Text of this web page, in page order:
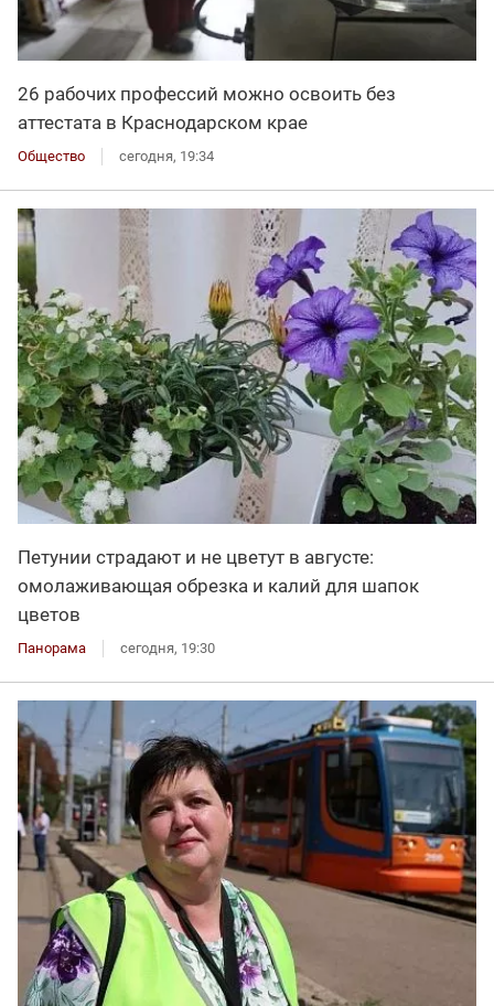
26 рабочих профессий можно освоить без
аттестата в Краснодарском крае
Общество сегодня, 19:34
Петунии страдают и не цветут в августе:
омолаживающая обрезка и калий для шапок
цветов
Панорама сегодня, 19:30